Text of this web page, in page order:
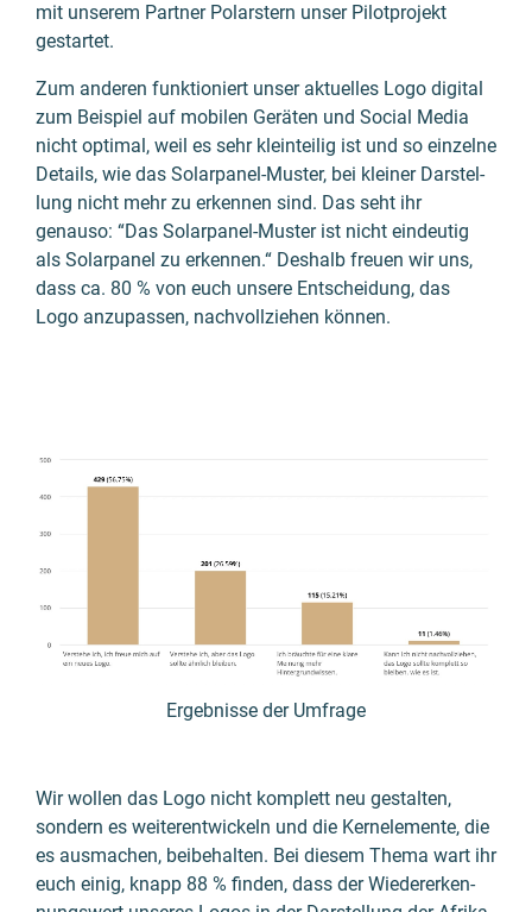
mit unserem Partner Polar­stern unser Pilot­projekt
gestartet.
Zum anderen funktio­niert unser aktuelles Logo digital
zum Beispiel auf mobilen Geräten und Social Media
nicht optimal, weil es sehr klein­teilig ist und so einzelne
Details, wie das Solarpanel-Muster, bei kleiner Dar­stel­
lung nicht mehr zu erken­nen sind. Das seht ihr
genauso: “Das Solarpanel-Muster ist nicht eindeu­tig
als Solarpanel zu erkennen.“ Deshalb freuen wir uns,
dass ca. 80 % von euch unsere Entschei­dung, das
Logo anzu­passen, nach­voll­ziehen können.
Ergebnisse der Umfrage
Wir wollen das Logo nicht komplett neu gestalten,
sondern es weiter­ent­wickeln und die Kern­ele­mente, die
es ausmachen, beibe­halten. Bei diesem Thema wart ihr
euch einig, knapp 88 % finden, dass der Wieder­erken­